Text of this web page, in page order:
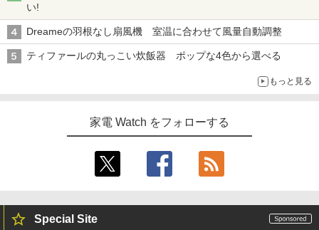
い!
Dreameの羽根なし扇風機 室温に合わせて風量自動調整
ティファールの丸っこい炊飯器 ポップな4色から選べる
もっと見る
家電 Watch をフォローする
Special Site